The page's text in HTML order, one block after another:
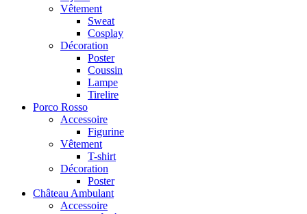
Vêtement
Sweat
Cosplay
Décoration
Poster
Coussin
Lampe
Tirelire
Porco Rosso
Accessoire
Figurine
Vêtement
T-shirt
Décoration
Poster
Château Ambulant
Accessoire